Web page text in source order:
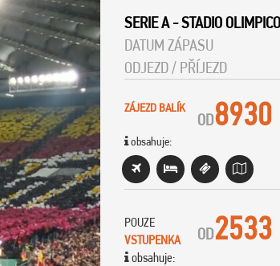
SERIE A-STADIO OLIMPICO
DATUM ZÁPASU
ODJEZD / PŘÍJEZD
ZÁJEZD BALÍK
obsahuje:
OD8930
POUZE
VSTUPENKA
obsahuje:
OD2533